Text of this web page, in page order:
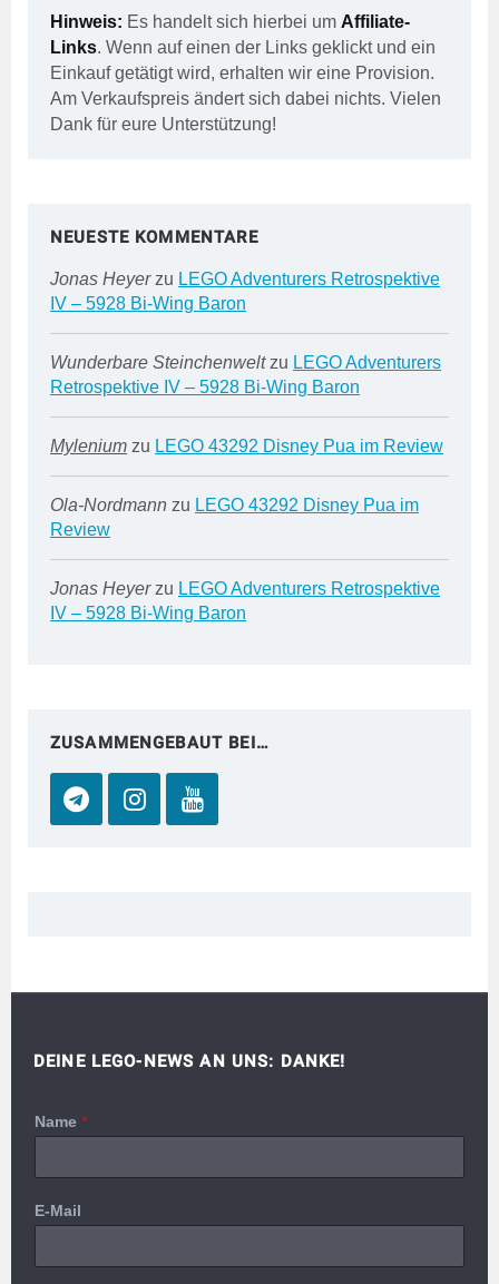
Hinweis: Es handelt sich hierbei um Affiliate-
Links. Wenn auf einen der Links geklickt und ein
Einkauf getätigt wird, erhalten wir eine Provision.
Am Verkaufspreis ändert sich dabei nichts. Vielen
Dank für eure Unterstützung!
NEUESTE KOMMENTARE
Jonas Heyerzu LEGO Adventurers Retrospektive
IV – 5928 Bi-Wing Baron
Wunderbare Steinchenweltzu LEGO Adventurers
Retrospektive IV – 5928 Bi-Wing Baron
Mylenium zu LEGO 43292 Disney Pua im Review
Ola-Nordmann zu LEGO 43292 Disney Pua im
Review
Jonas Heyerzu LEGO Adventurers Retrospektive
IV – 5928 Bi-Wing Baron
ZUSAMMENGEBAUT BEI…
DEINE LEGO-NEWS AN UNS: DANKE!
Name *
E-Mail